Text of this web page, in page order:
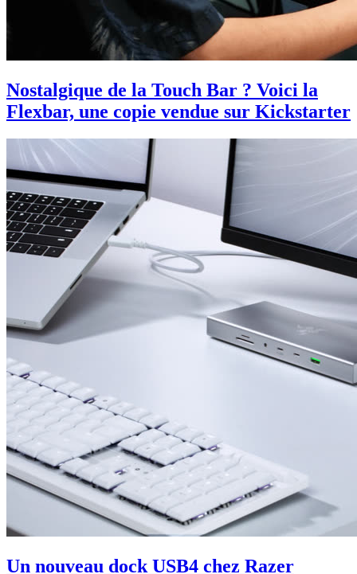
Nostalgique de la Touch Bar ? Voici la
Flexbar, une copie vendue sur Kickstarter
Un nouveau dock USB4 chez Razer